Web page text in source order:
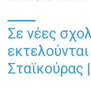
Σε νέες
Σταϊκούρας